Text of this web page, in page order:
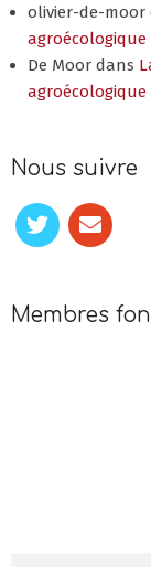
olivier-de-moor
agroécologique
De Moor dans
agroécologique
Nous suivre
Membres